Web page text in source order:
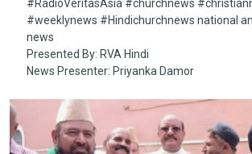
#RadioVeritasAsia​​​​​ #churchnews​​​​​
#weeklynews​ #Hindichurchnews national
news
Presented By: RVA Hindi
News Presenter: Priyanka Damor